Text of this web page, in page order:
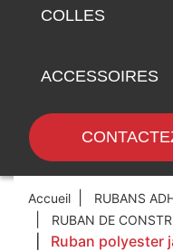
COLLES
ACCESSOIRES
Accueil RUBANS
RUBAN DE
Ruban polyester